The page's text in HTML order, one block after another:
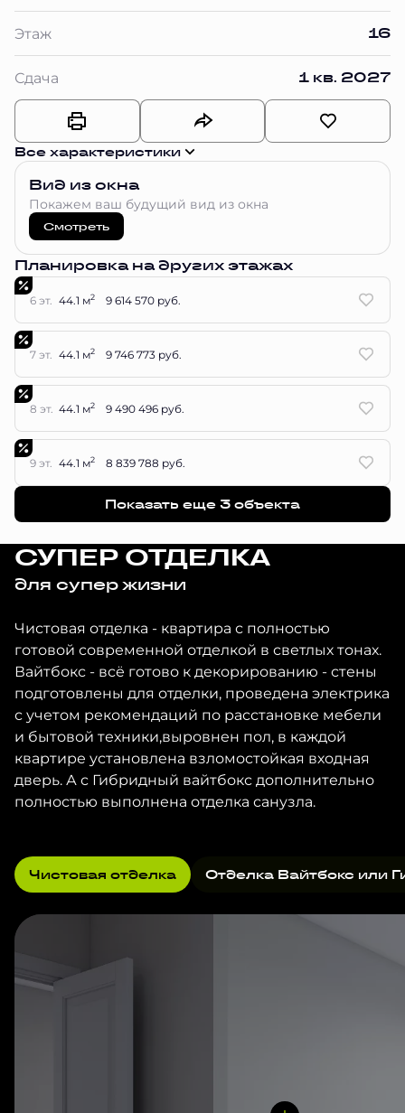
Этаж 16
Сдача 1 кв. 2027
Все характеристики
Вид из окна
Покажем ваш будущий вид из окна
Смотреть
Планировка на других этажах
6 эт. 44.1 м2 9 614 570 руб.
7 эт. 44.1 м2 9 746 773 руб.
8 эт. 44.1 м2 9 490 496 руб.
9 эт. 44.1 м2 8 839 788 руб.
Показать еще 3 объектa
СУПЕР ОТДЕЛКА
для супер жизни
Чистовая отделка - квартира с полностью
готовой современной отделкой в светлых тонах.
Вайтбокс - всё готово к декорированию - стены
подготовлены для отделки, проведена электрика
с учетом рекомендаций по расстановке мебели
и бытовой техники,выровнен пол, в каждой
квартире установлена взломостойкая входная
дверь. А с Гибридный вайтбокс дополнительно
полностью выполнена отделка санузла.
Чистовая отделка Отделка Вайтбокс или